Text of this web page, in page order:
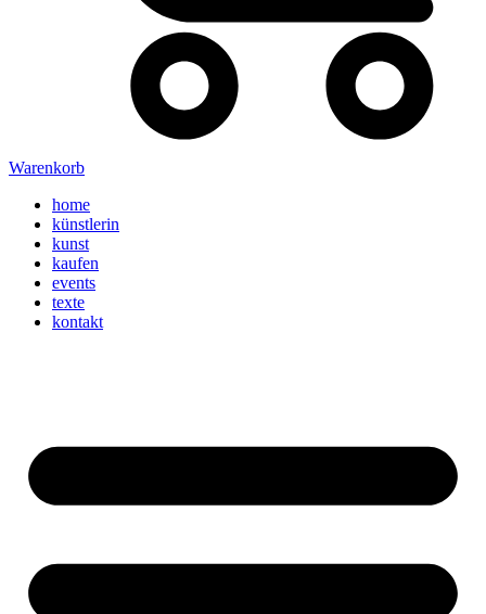
Warenkorb
home
künstlerin
kunst
kaufen
events
texte
kontakt